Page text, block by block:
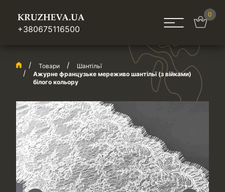
+380675116500
0
Товари
Шантільї
Ажурне французьке мереживо шантільї (з війками)
білого кольору